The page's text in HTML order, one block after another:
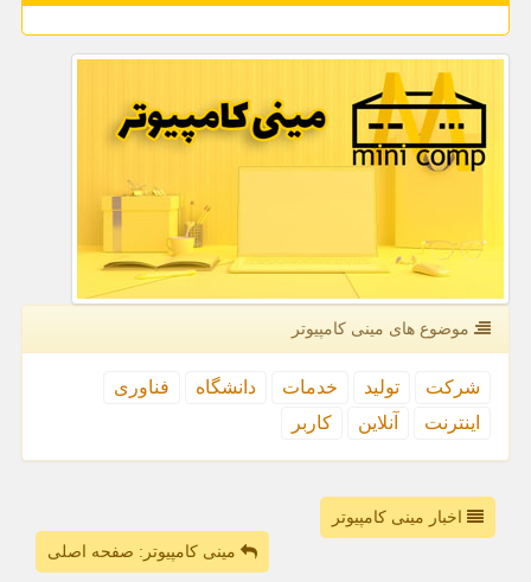
موضوع های مینی كامپیوتر
شركت تولید خدمات دانشگاه
فناوری
اینترنت
آنلاین كاربر
اخبار مینی کامپیوتر
مینی کامپیوتر: صفحه اصلی